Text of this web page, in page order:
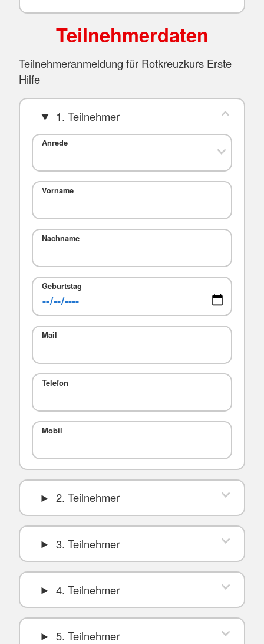
Teilnehmerdaten
Teilnehmeranmeldung für Rotkreuzkurs Erste
Hilfe
1. Teilnehmer
Anrede
Vorname
Nachname
Geburtstag
Mail
Telefon
Mobil
2. Teilnehmer
3. Teilnehmer
4. Teilnehmer
5. Teilnehmer